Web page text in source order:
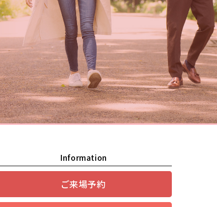
Information
ご来場予約